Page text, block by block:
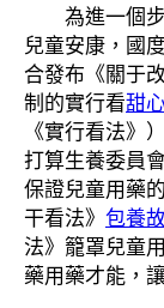
為進一個
兒童安康，國
合發布《關于
制的實行看甜
《實行看法》
打算生養委員
保證兒童用藥
干看法》 包養
法》籠罩兒童
藥用藥才能，